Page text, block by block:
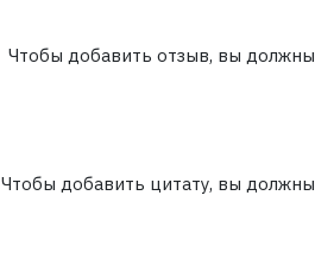
Чтобы добавить отзыв, вы должны
Чтобы добавить цитату, вы должны